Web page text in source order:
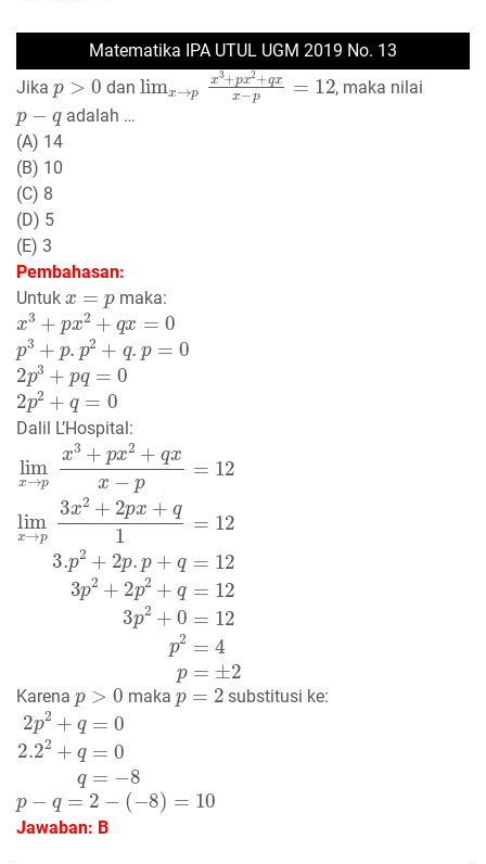
Matematika IPA UTUL UGM 2019 No. 13
Jika
p>0
dan
limx→px3+px2+qxx−p=12
, maka nilai
adalah …
(A) 14
(B) 10
(C) 8
(D) 5
(E) 3
Pembahasan:
Untuk
x=p
maka:
x3+px2 + qx =0
p3 + p.p 2+ .p
2 p3 +pq
0
2p2 + q=0
Dalil L’Hospital:
lim x→ p +p p =
Karena maka
p =2
substitusi ke:
2p2 q = 02.2
−(−8 =10
Jawaban: B